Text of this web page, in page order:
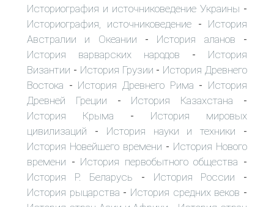
Историография и источниковедение Украины -
Историография, источниковедение - История
Австралии и Океании - История аланов -
История варварских народов - История
Византии - История Грузии - История Древнего
Востока - История Древнего Рима - История
Древней Греции - История Казахстана -
История Крыма - История мировых
цивилизаций - История науки и техники -
История Новейшего времени - История Нового
времени - История первобытного общества -
История Р. Беларусь - История России -
История рыцарства - История средних веков -